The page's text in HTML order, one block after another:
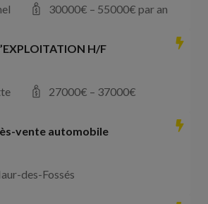
30000€ – 55000€ par an
H/F
27000€ – 37000€
vente automobile
des-Fossés